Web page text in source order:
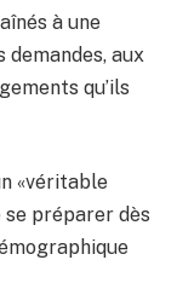
à une
demandes, aux
qu’ils
«véritable
préparer dès